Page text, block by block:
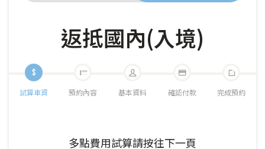
返抵國內(入境)
試算車資 預約內容 基本資料 確認付款 完成預約
多點費用試算請按往下一頁